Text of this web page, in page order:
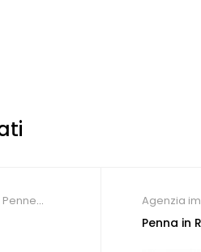
Penne
Agenzia
ecologiche
Penna in